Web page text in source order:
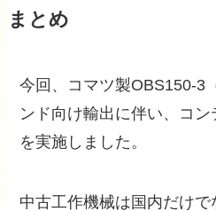
まとめ
今回、コマツ製OBS150-3
ンド向け輸出に伴い、コ
を実施しました。
中古工作機械は国内だけ